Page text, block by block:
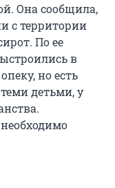
Она сообщила,
с территории
По ее
в
но есть
детьми, у